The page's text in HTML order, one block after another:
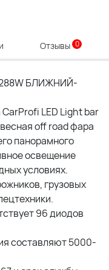
Отзывы 0
БЛИЖНИЙ-
LED Light bar
off road фара
панорамного
освещение
условиях.
грузовых
96 диодов
составляют 5000-